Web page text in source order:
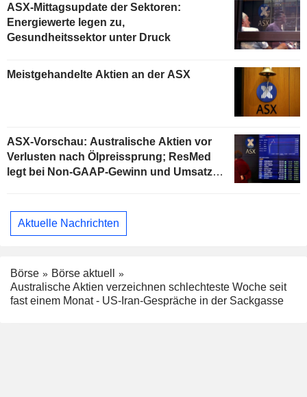
ASX-Mittagsupdate der Sektoren:
Energiewerte legen zu,
Gesundheitssektor unter Druck
Meistgehandelte Aktien an der ASX
ASX-Vorschau: Australische Aktien vor
Verlusten nach Ölpreissprung; ResMed
legt bei Non-GAAP-Gewinn und Umsatz
Aktuelle Nachrichten
Börse
Börse aktuell
Australische Aktien verzeichnen schlechteste Woche seit
fast einem Monat - US-Iran-Gespräche in der Sackgasse